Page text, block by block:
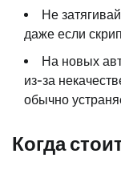
Не
даже если
На новых
из-за
обычно
Когда